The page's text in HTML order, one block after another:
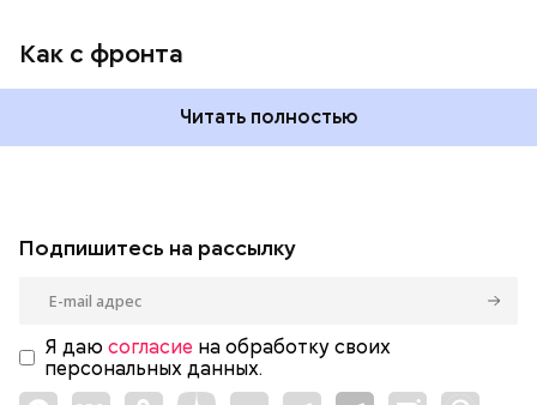
Как с фронта
Читать полностью
Подпишитесь на рассылку
Я даю согласие на обработку своих
персональных данных.